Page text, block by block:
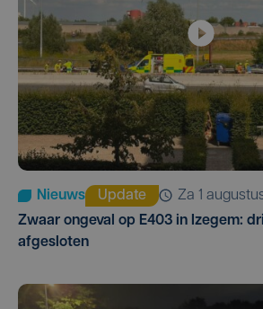
Nieuws Update
za 1
Zwaar ongeval op E403 in Izegem:
afgesloten